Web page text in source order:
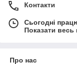
Контакти
Сьогодні
Показати весь
Про нас